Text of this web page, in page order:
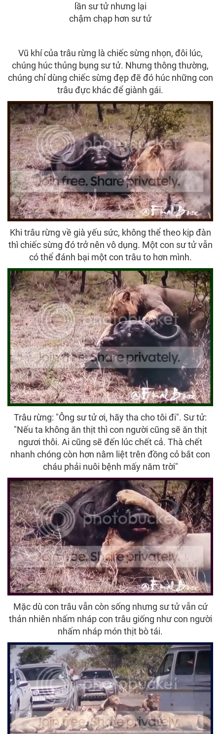
lần sư tử nhưng lại
chậm chạp hơn sư tử
Vũ khí của trâu rừng là chiếc sừng nhọn, đôi lúc,
chúng húc thủng bụng sư tử. Nhưng thông thường,
chúng chỉ dùng chiếc sừng đẹp đẽ đó húc những con
trâu đực khác để giành gái.
Khi trâu rừng về già yếu sức, không thể theo kịp đàn
thì chiếc sừng đó trở nên vô dụng. Một con sư tử vẫn
có thể đánh bại một con trâu to hơn mình.
Trâu rừng: "Ông sư tử ơi, hãy tha cho tôi đi". Sư tử:
"Nếu ta không ăn thịt thì con người cũng sẽ ăn thịt
ngươi thôi. Ai cũng sẽ đến lúc chết cả. Thà chết
nhanh chóng còn hơn nằm liệt trên đồng cỏ bắt con
cháu phải nuôi bệnh mấy năm trời"
Mặc dù con trâu vẫn còn sống nhưng sư tử vẫn cứ
thản nhiên nhấm nháp con trâu giống như con người
nhấm nháp món thịt bò tái.